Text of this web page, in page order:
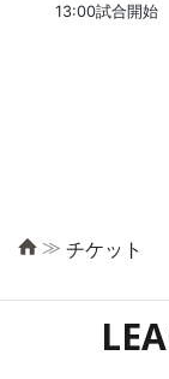
≫ チケット